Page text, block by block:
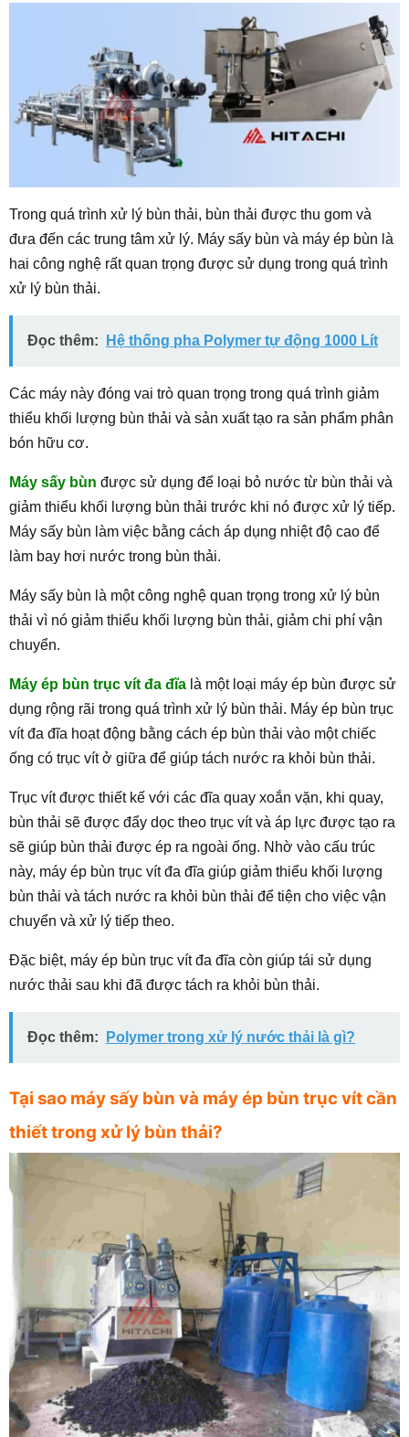
Trong quá trình xử lý bùn thải, bùn thải được thu gom và
đưa đến các trung tâm xử lý. Máy sấy bùn và máy ép bùn là
hai công nghệ rất quan trọng được sử dụng trong quá trình
xử lý bùn thải.
Đọc thêm: Hệ thống pha Polymer tự động 1000 Lít
Các máy này đóng vai trò quan trọng trong quá trình giảm
thiểu khối lượng bùn thải và sản xuất tạo ra sản phẩm phân
bón hữu cơ.
Máy sấy bùn được sử dụng để loại bỏ nước từ bùn thải và
giảm thiểu khối lượng bùn thải trước khi nó được xử lý tiếp.
Máy sấy bùn làm việc bằng cách áp dụng nhiệt độ cao để
làm bay hơi nước trong bùn thải.
Máy sấy bùn là một công nghệ quan trọng trong xử lý bùn
thải vì nó giảm thiểu khối lượng bùn thải, giảm chi phí vận
chuyển.
Máy ép bùn trục vít đa đĩa là một loại máy ép bùn được sử
dụng rộng rãi trong quá trình xử lý bùn thải. Máy ép bùn trục
vít đa đĩa hoạt động bằng cách ép bùn thải vào một chiếc
ống có trục vít ở giữa để giúp tách nước ra khỏi bùn thải.
Trục vít được thiết kế với các đĩa quay xoắn vặn, khi quay,
bùn thải sẽ được đẩy dọc theo trục vít và áp lực được tạo ra
sẽ giúp bùn thải được ép ra ngoài ống. Nhờ vào cấu trúc
này, máy ép bùn trục vít đa đĩa giúp giảm thiểu khối lượng
bùn thải và tách nước ra khỏi bùn thải để tiện cho việc vận
chuyển và xử lý tiếp theo.
Đặc biệt, máy ép bùn trục vít đa đĩa còn giúp tái sử dụng
nước thải sau khi đã được tách ra khỏi bùn thải.
Đọc thêm: Polymer trong xử lý nước thải là gì?
Tại sao máy sấy bùn và máy ép bùn trục vít cần
thiết trong xử lý bùn thải?